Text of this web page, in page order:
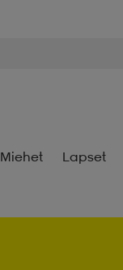
Miehet Lapset